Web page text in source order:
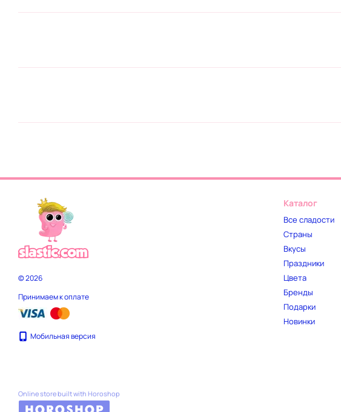
© 2026
Принимаем к оплате
Мобильная версия
Online store built with Horoshop
Каталог
Все сладости
Страны
Вкусы
Праздники
Цвета
Бренды
Подарки
Новинки